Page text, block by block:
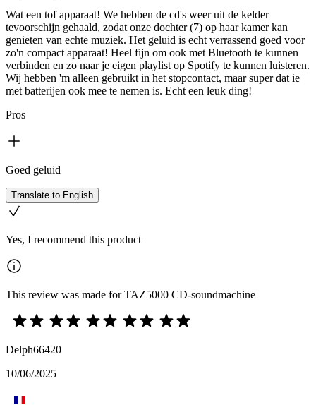
Wat een tof apparaat! We hebben de cd's weer uit de kelder
tevoorschijn gehaald, zodat onze dochter (7) op haar kamer kan
genieten van echte muziek. Het geluid is echt verrassend goed voor
zo'n compact apparaat! Heel fijn om ook met Bluetooth te kunnen
verbinden en zo naar je eigen playlist op Spotify te kunnen luisteren.
Wij hebben 'm alleen gebruikt in het stopcontact, maar super dat ie
met batterijen ook mee te nemen is. Echt een leuk ding!
Pros
Goed geluid
Translate to English
Yes, I recommend this product
This review was made for TAZ5000 CD-soundmachine
Delph66420
10/06/2025